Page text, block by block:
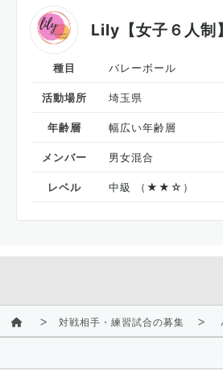
Lily【女子６人制】
種目 バレーボール
活動場所 埼玉県
年齢層 幅広い年齢層
メンバー 男女混合
レベル 中級 （★★☆）
対戦相手・練習試合の募集